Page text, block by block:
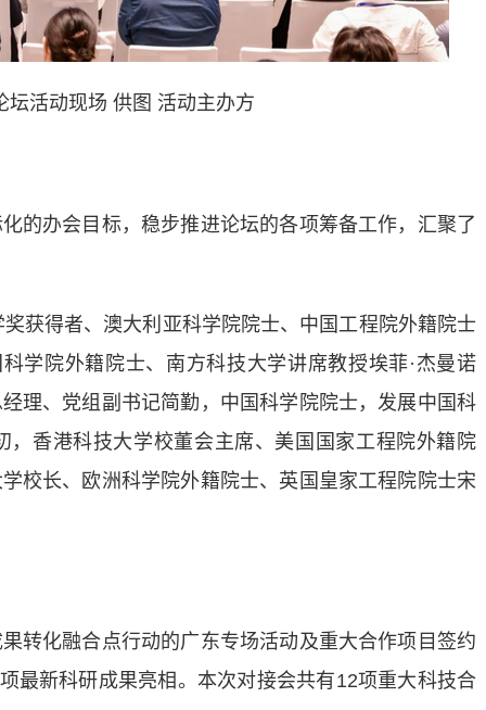
坛活动现场 供图 活动主办方
办会目标，稳步推进论坛的各项筹备工作，汇聚了
得者、澳大利亚科学院院士、中国工程院外籍院士
学院外籍院士、南方科技大学讲席教授埃菲·杰曼诺
理、党组副书记简勤，中国科学院院士，发展中国科
香港科技大学校董会主席、美国国家工程院外籍院
校长、欧洲科学院外籍院士、英国皇家工程院院士宋
化融合点行动的广东专场活动及重大合作项目签约
最新科研成果亮相。本次对接会共有12项重大科技合